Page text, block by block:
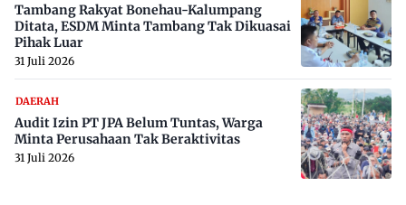
Tambang Rakyat Bonehau-Kalumpang
Ditata, ESDM Minta Tambang Tak Dikuasai
Pihak Luar
31 Juli 2026
DAERAH
Audit Izin PT JPA Belum Tuntas, Warga
Minta Perusahaan Tak Beraktivitas
31 Juli 2026